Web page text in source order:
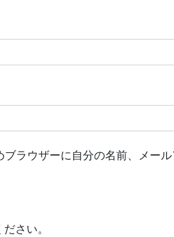
ラウザーに自分の名前、メール
さい。